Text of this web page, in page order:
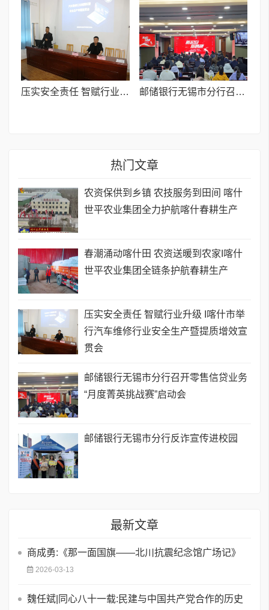
压实安全责任 智赋行业升级 I喀什市举行汽车维修行业安全生产暨提质增效宣贯会 邮储银行无锡市分行召开零售信贷业务“月度菁英挑战赛”启动会
热门文章
农资保供到乡镇 农技服务到田间 喀什
世平农业集团全力护航喀什春耕生产
春潮涌动喀什田 农资送暖到农家I喀什
世平农业集团全链条护航春耕生产
压实安全责任 智赋行业升级 I喀什市举
行汽车维修行业安全生产暨提质增效宣
贯会
邮储银行无锡市分行召开零售信贷业务
“月度菁英挑战赛”启动会
邮储银行无锡市分行反诈宣传进校园
最新文章
商成勇:《那一面国旗——北川抗震纪念馆广场记》
2026-03-13
魏任斌|同心八十一载:民建与中国共产党合作的历史